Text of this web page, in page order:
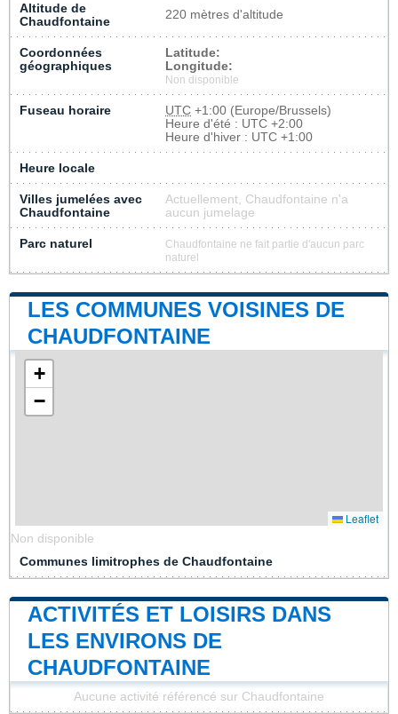
Altitude de
Chaudfontaine
220 mètres d'altitude
Coordonnées
géographiques
Latitude:
Longitude:
Non disponible
Fuseau horaire UTC +1:00 (Europe/Brussels)
Heure d'été : UTC +2:00
Heure d'hiver : UTC +1:00
Heure locale
Villes jumelées avec
Chaudfontaine
Actuellement, Chaudfontaine n'a
aucun jumelage
Parc naturel
Chaudfontaine ne fait partie d'aucun parc
naturel
LES COMMUNES VOISINES DE
CHAUDFONTAINE
+
−
Leaflet
Non disponible
Communes limitrophes de Chaudfontaine
ACTIVITÉS ET LOISIRS DANS
LES ENVIRONS DE
CHAUDFONTAINE
Aucune activité référencé sur Chaudfontaine